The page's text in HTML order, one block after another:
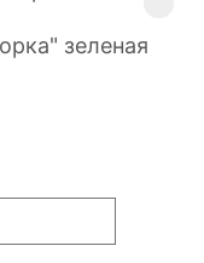
зеленая